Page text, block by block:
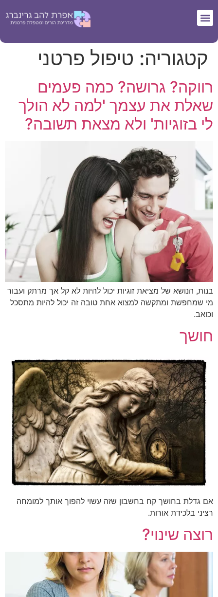
קטגוריה: טיפול פרטני
רווקה? גרושה? כמה פעמים
שאלת את עצמך 'למה לא הולך
לי בזוגיות' ולא מצאת תשובה?
בנות, הנושא של מציאת זוגיות יכול להיות לא קל אך מרתק ועבור
מי שמחפשת ומתקשה למצוא אחת טובה זה יכול להיות מתסכל
וכואב.
חושך
אם גדלת בחושך קח בחשבון שזה עשוי להפוך אותך למומחה
רציני בלכידת אורות.
רוצה שינוי?